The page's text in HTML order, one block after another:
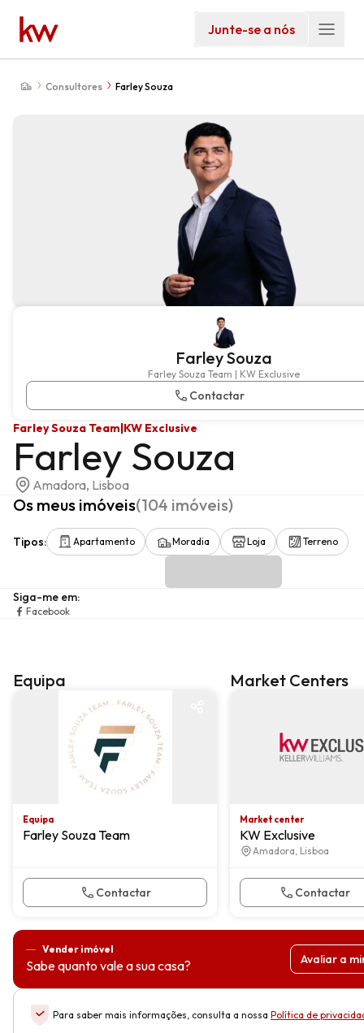
Junte-se a nós
Consultores Farley Souza
Farley Souza
Farley Souza Team | KW Exclusive
Contactar
Farley Souza Team|KW Exclusive
Farley Souza
Amadora, Lisboa
Os meus imóveis(104 imóveis)
Tipos: Apartamento Moradia Loja Terreno
Siga-me em:
Facebook
Equipa
Equipa
Farley Souza Team
Contactar
Market Centers
Market center
KW Exclusive
Amadora, Lisboa
Contactar
Vender imóvel
Sabe quanto vale a sua casa? Avaliar a
Para saber mais informações, consulta a nossa Política de